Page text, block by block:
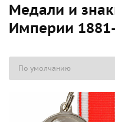
Медали и
Империи